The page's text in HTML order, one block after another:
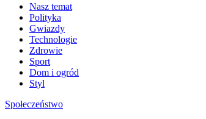
Nasz temat
Polityka
Gwiazdy
Technologie
Zdrowie
Sport
Dom i ogród
Styl
Społeczeństwo